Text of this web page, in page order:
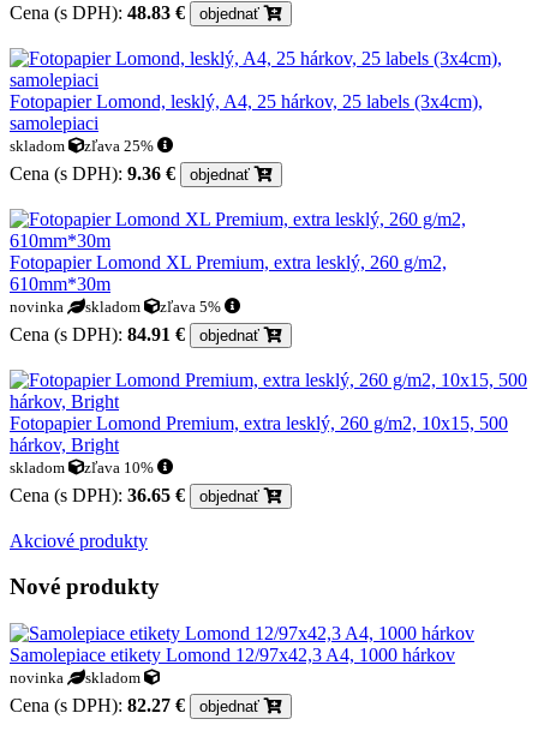
Cena (s DPH): 48.83 € objednať
Fotopapier Lomond, lesklý, A4, 25 hárkov, 25 labels (3x4cm),
samolepiaci
skladom zľava 25%
Cena (s DPH): 9.36 € objednať
Fotopapier Lomond XL Premium, extra lesklý, 260 g/m2,
610mm*30m
novinka skladom zľava 5%
Cena (s DPH): 84.91 € objednať
Fotopapier Lomond Premium, extra lesklý, 260 g/m2, 10x15, 500
hárkov, Bright
skladom zľava 10%
Cena (s DPH): 36.65 € objednať
Akciové produkty
Nové produkty
Samolepiace etikety Lomond 12/97x42,3 A4, 1000 hárkov
novinka skladom
Cena (s DPH): 82.27 € objednať